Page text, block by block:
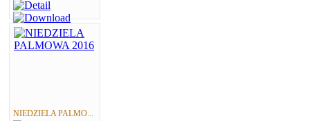
NIEDZIELA PALMO...